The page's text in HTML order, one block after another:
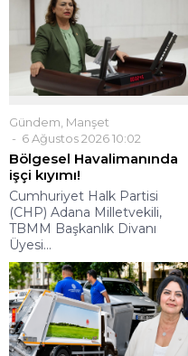
Gündem Manşet
6 Ağustos 2026 10:02
Bölgesel Havalimanında
işçi kıyımı!
Cumhuriyet Halk Partisi
(CHP) Adana Milletvekili,
TBMM Başkanlık Divanı
Üyesi...